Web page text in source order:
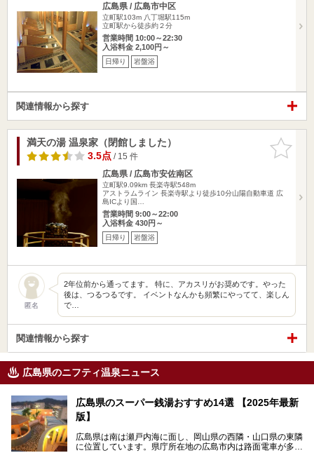
広島県 / 広島市中区
立町駅103m 八丁堀駅115m
立町駅から徒歩約２分
営業時間 10:00～22:30
入浴料金 2,100円～
日帰り 岩盤浴
関連情報から探す
お気に入
りに追加
満天の湯 温泉家（閉館しました）
3.5点/ 15 件
広島県 / 広島市安佐南区
立町駅9.09km 長楽寺駅548m
アストラムライン 長楽寺駅より徒歩10分山陽自動車道 広
島ICより国…
営業時間 9:00～22:00
入浴料金 430円～
日帰り 岩盤浴
匿名
2年位前から通ってます。 特に、アカスリがお奨めです。やった
後は、つるつるです。 イベントなんかも頻繁にやってて、楽しん
で…
関連情報から探す
広島県のニフティ温泉ニュース
広島県のスーパー銭湯おすすめ14選 【2025年最新
版】
広島県は南は瀬戸内海に面し、岡山県の西隣・山口県の東隣
に位置しています。県庁所在地の広島市内は路面電車が多数